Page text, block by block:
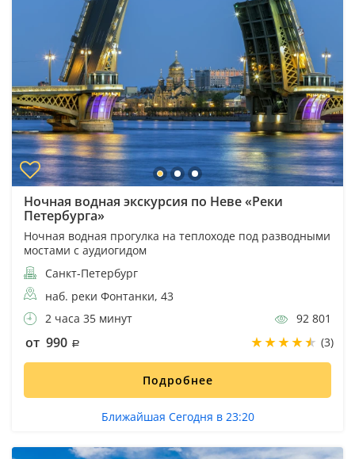
Ночная водная экскурсия по Неве «Реки
Петербурга»
Ночная водная прогулка на теплоходе под разводными
мостами с аудиогидом
Санкт-Петербург
наб. реки Фонтанки, 43
2 часа 35 минут
92 801
от 990 (3)
Подробнее
Ближайшая Сегодня в 23:20